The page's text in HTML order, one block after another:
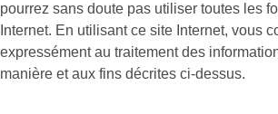
pourrez sans doute pas utiliser toutes les
Internet. En utilisant ce site Internet, vous
expressément au traitement des
manière et aux fins décrites ci-dessus.